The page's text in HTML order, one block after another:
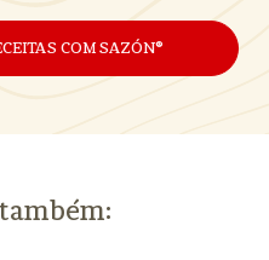
COM SAZÓN®